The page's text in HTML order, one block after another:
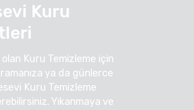
Kuru
Kuru Temizleme için
ya da günlerce
Kuru Temizleme
Yıkanmaya ve